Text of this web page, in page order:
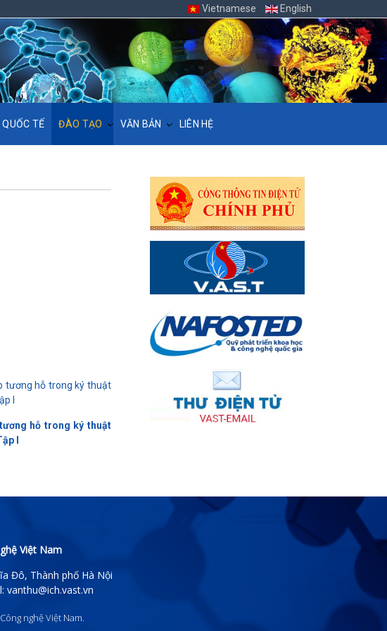
Vietnamese English
TẾ ĐÀO TẠO VĂN BẢN LIÊN HỆ
hỗ trong ký thuật
I
Việt Nam
Đô, Thành phố Hà Nội
vanthu@ich.vast.vn
nghệ Việt Nam.